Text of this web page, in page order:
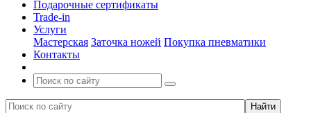
Подарочные сертификаты
Trade-in
Услуги
Мастерская Заточка ножей Покупка пневматики
Контакты